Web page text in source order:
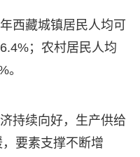
西藏城镇居民人均可
；农村居民人均
。
持续向好，生产供给
要素支撑不断增